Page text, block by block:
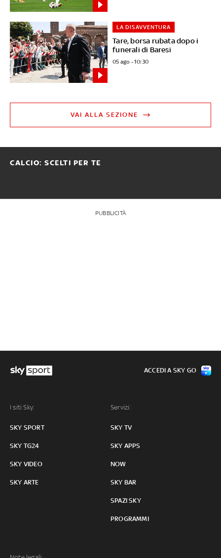
Tare, borsa rubata dopo i
funerali di Baresi
LA DISAVVENTURA
05 ago - 10:30
VAI ALLA SEZIONE
CALCIO: SCELTI PER TE
PUBBLICITÀ
I siti Sky:
SKY SPORT
SKY TG24
SKY VIDEO
SKY ARTE
Servizi:
SKY TV
SKY APPS
NOW
SKY BAR
SPAZI SKY
PROGRAMMI
ACCEDI A SKY GO